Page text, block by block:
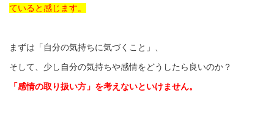
ていると感じます。
まずは「自分の気持ちに気づくこと」、
そして、少し自分の気持ちや感情をどうしたら良いのか？
「感情の取り扱い方」を考えないといけません。